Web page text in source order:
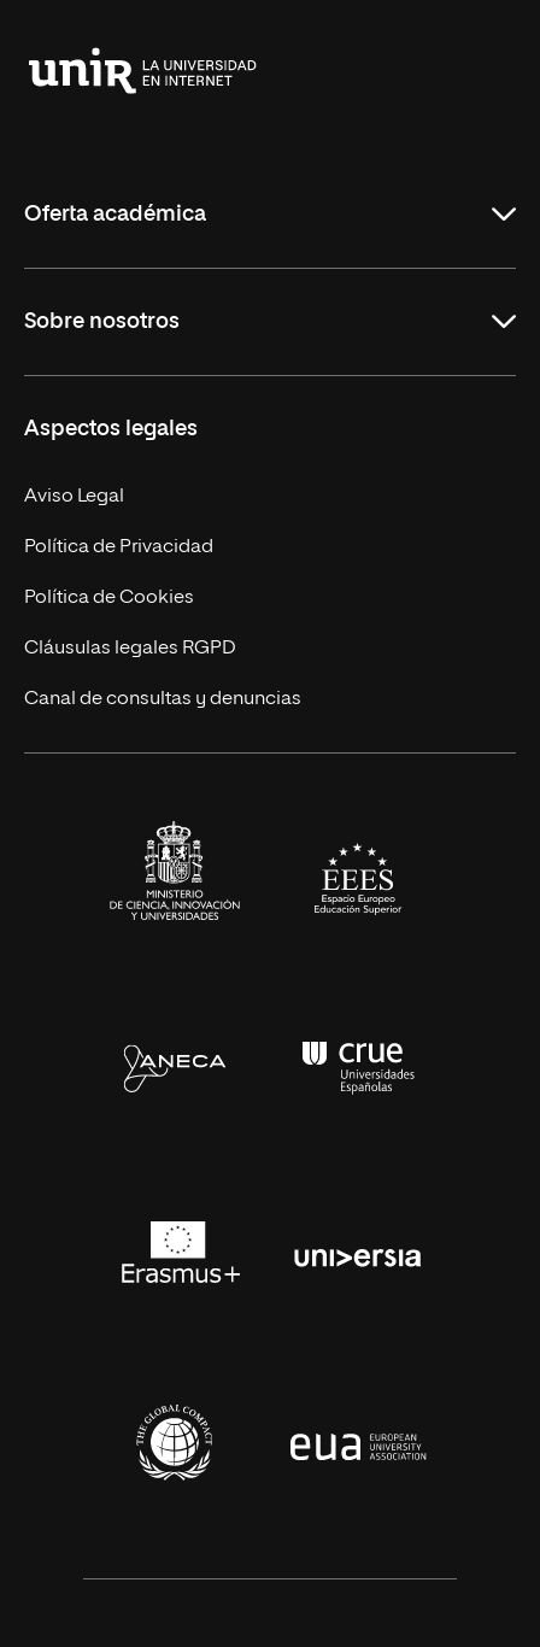
Oferta académica
Másteres Oficiales
Doctorados
Experto Universitario
Postgrados
Cursos Universitarios
Sobre nosotros
Facultades
Nuestro Equipo
Trabaja en UNIR
Actualidad
UNIR Revista
Eventos
Aspectos legales
Aviso Legal
Política de Privacidad
Política de Cookies
Cláusulas legales RGPD
Canal de consultas y denuncias